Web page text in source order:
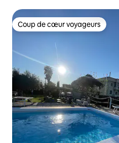
Coup de cœur voyageurs
Coup de cœur voyageurs